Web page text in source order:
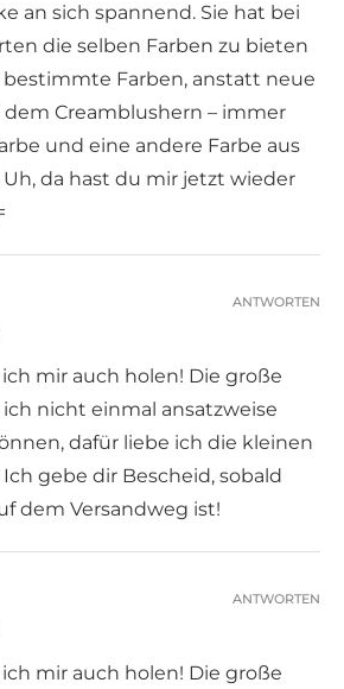
an sich spannend. Sie hat bei
die selben Farben zu bieten
Farben, anstatt neue
dem Creamblushern – immer
und eine andere Farbe aus
da hast du mir jetzt wieder
mir auch holen! Die große
nicht einmal ansatzweise
dafür liebe ich die kleinen
Ich gebe dir Bescheid, sobald
dem Versandweg ist!
ANTWORTEN
mir auch holen! Die große
ANTWORTEN